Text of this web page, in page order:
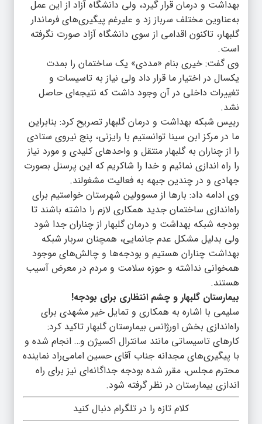
بهداشت و درمان قرار گیرد، ولی دانشگاه آزاد از این عمل
به‌عناوین مختلف سرباز زد و علیرغم پیگیری‌های فرماندار
گلبهار، تاکنون اقدامی از سوی دانشگاه آزاد صورت نگرفته
است.
وی گفت: خیری بنام «مددی» یک ساختمان را بمدت
یکسال در اختیار ما قرار داد ولی نیاز به تاسیسات و
تغییرات داخلی در آن وجود داشت که نتیجه‌ای حاصل
نشد.
رییس شبکه بهداشت و درمان گلبهار تصریح کرد: بنابراین
ما در مرکز ابن سینا توانستیم با رایزنی، پنج نیروی ستادی
را از چناران به گلبهار منتقل و واحدهای کلیدی و مورد نیاز
را راه اندازی نمائیم و خدا را شاکریم که این پرسنل بصورت
جهادی و در چندین جبهه به فعالیت مشغولند.
وی ادامه داد: بارها از مسوولین شهرستان خواستیم برای
راه‌اندازی ساختمان جدید همکاری لازم را داشته باشند تا
بودجه شبکه بهداشت و درمان گلبهار از چناران جدا شود
ولی بدلیل مشکل عدم جانمایی، همچنان سربار شبکه
بهداشت چناران هستیم و بودجه‌ها و چالش‌های موجود
همخوانی نداشته و حوزه سلامت و مردم در معرض آسیب
هستند.
بیمارستان گلبهار و چشم انتظاری برای بودجه!
سلیمی با اشاره به همکاری و تمایل خیر مشهدی برای
راه‌اندازی بخش اورژانس بیمارستان گلبهار تاکید کرد:
کارهای تاسیساتی مانند سانترال اکسیژن و… انجام شده و
با پیگیری‌های مجدانه جناب آقای حسین امامی‌راد نماینده
محترم مجلس، مقرر شده بودجه جداگانه‌ای نیز برای راه
اندازی بیمارستان در نظر گرفته شود.
کلام تازه را در تلگرام دنبال کنید